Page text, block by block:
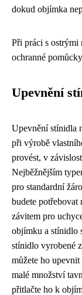
dokud objímka
Při práci s ostrými
ochranné
Upevnění
Upevnění stínidla
při výrobě
provést, v
Nejběžnějším
pro standardní
budete
závitem pro
objímku a stínidlo
stínidlo vyrobené
můžete ho
malé množství
přitlačte ho k